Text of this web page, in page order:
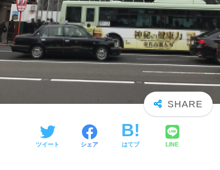
ツイート シェア はてブ LINE